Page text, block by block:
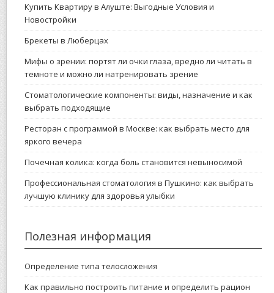
Купить Квартиру в Алуште: Выгодные Условия и
Новостройки
Брекеты в Люберцах
Мифы о зрении: портят ли очки глаза, вредно ли читать в
темноте и можно ли натренировать зрение
Стоматологические компоненты: виды, назначение и как
выбрать подходящие
Ресторан с программой в Москве: как выбрать место для
яркого вечера
Почечная колика: когда боль становится невыносимой
Профессиональная стоматология в Пушкино: как выбрать
лучшую клинику для здоровья улыбки
Полезная информация
Определение типа телосложения
Как правильно построить питание и определить рацион